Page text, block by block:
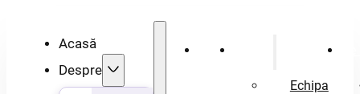
Acasă
Despre
Acasă
Echipa